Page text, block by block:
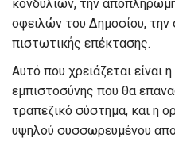
κονδυλίων, την
οφειλών του Δημοσίου, την
πιστωτικής επέκτασης.
Αυτό που χρειάζεται είναι
εμπιστοσύνης που θα
τραπεζικό σύστημα, και η
υψηλού συσσωρευμένου